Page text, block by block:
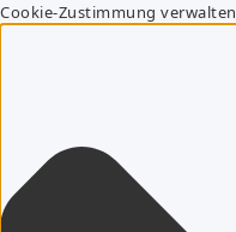
Cookie-Zustimmung verwalten